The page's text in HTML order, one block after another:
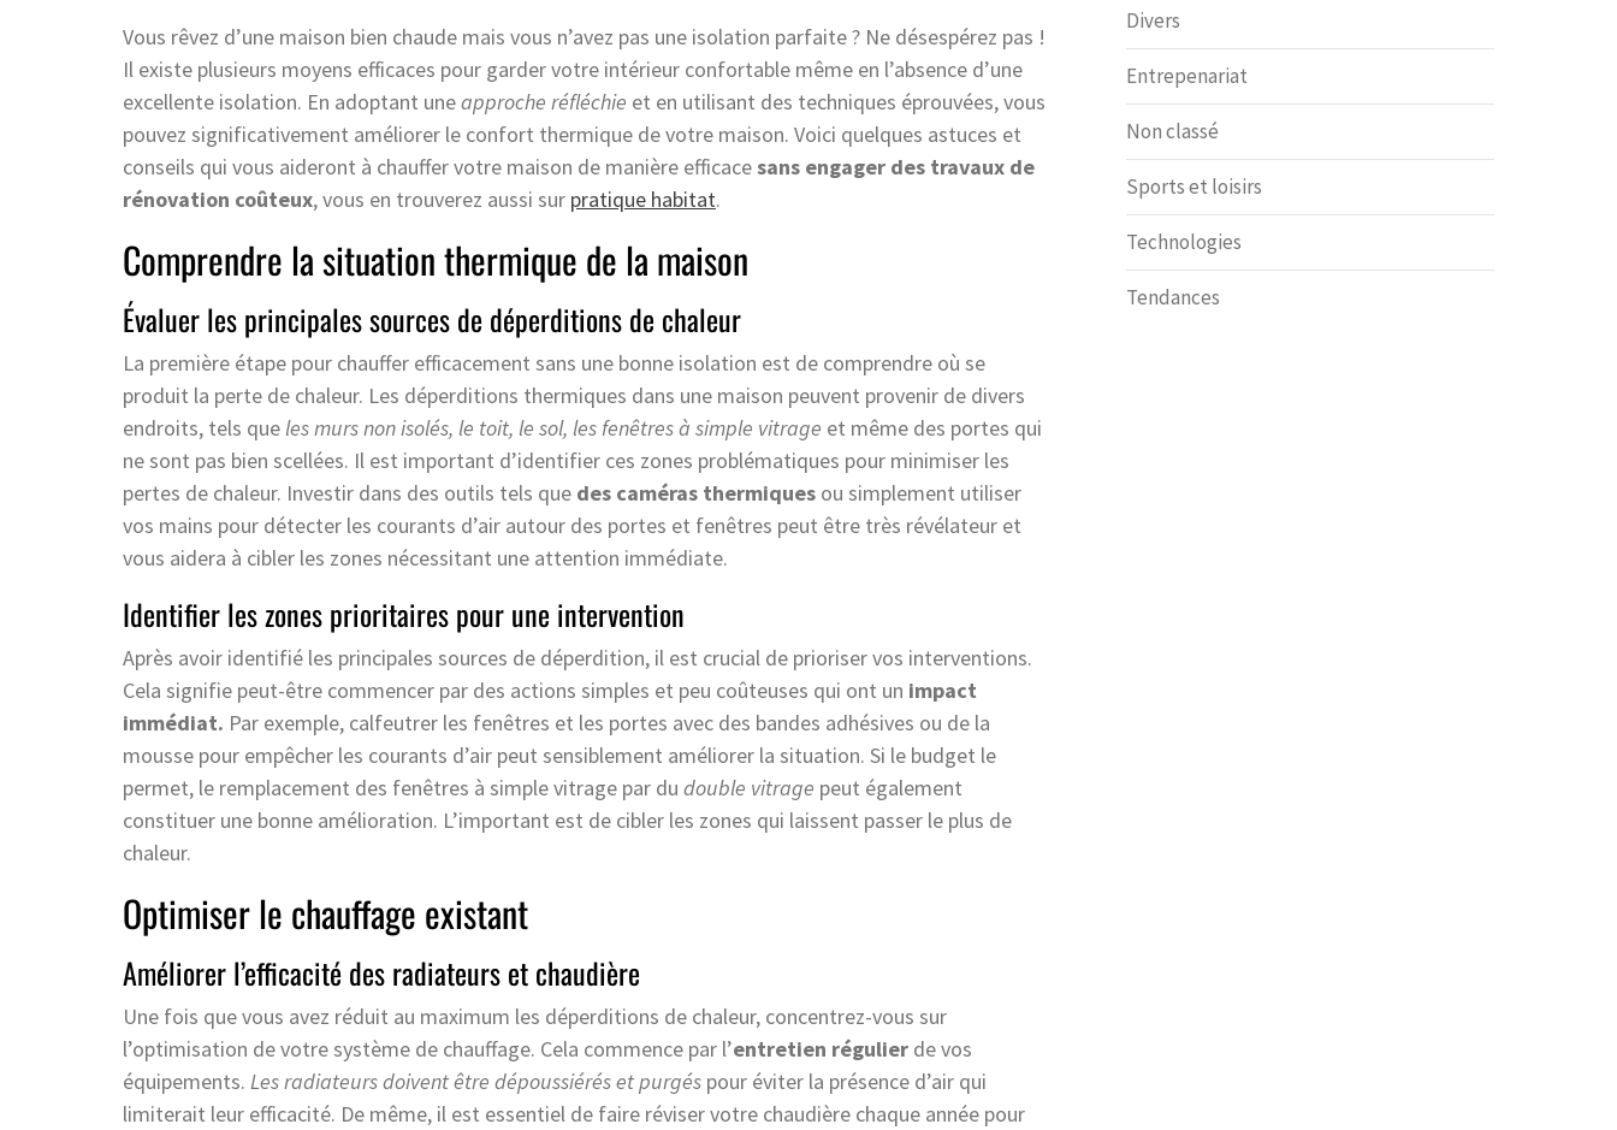
Vous rêvez d’une maison bien chaude mais vous n’avez pas une isolation parfaite ? Ne désespérez pas !
Il existe plusieurs moyens efficaces pour garder votre intérieur confortable même en l’absence d’une
excellente isolation. En adoptant uneapproche réfléchie et en utilisant des techniques éprouvées, vous
pouvez significativement améliorer le confort thermique de votre maison. Voici quelques astuces et
conseils qui vous aideront à chauffer votre maison de manière efficacesans engager des travaux de
rénovation coûteux, vous en trouverez aussi sur pratique habitat.
Comprendre la situation thermique de la maison
Évaluer les principales sources de déperditions de chaleur
La première étape pour chauffer efficacement sans une bonne isolation est de comprendre où se
produit la perte de chaleur. Les déperditions thermiques dans une maison peuvent provenir de divers
endroits, tels que les murs non isolés, le toit, le sol, les fenêtres à simple vitrage et même des portes qui
ne sont pas bien scellées. Il est important d’identifier ces zones problématiques pour minimiser les
pertes de chaleur. Investir dans des outils tels que des caméras thermiques ou simplement utiliser
vos mains pour détecter les courants d’air autour des portes et fenêtres peut être très révélateur et
vous aidera à cibler les zones nécessitant une attention immédiate.
Identifier les zones prioritaires pour une intervention
Après avoir identifié les principales sources de déperdition, il est crucial de prioriser vos interventions.
Cela signifie peut-être commencer par des actions simples et peu coûteuses qui ont un impact
immédiat. Par exemple, calfeutrer les fenêtres et les portes avec des bandes adhésives ou de la
mousse pour empêcher les courants d’air peut sensiblement améliorer la situation. Si le budget le
permet, le remplacement des fenêtres à simple vitrage par du double vitrage peut également
constituer une bonne amélioration. L’important est de cibler les zones qui laissent passer le plus de
chaleur.
Optimiser le chauffage existant
Améliorer l’efficacité des radiateurs et chaudière
Une fois que vous avez réduit au maximum les déperditions de chaleur, concentrez-vous sur
l’optimisation de votre système de chauffage. Cela commence par l’entretien régulier de vos
équipements. Les radiateurs doivent être dépoussiérés et purgés pour éviter la présence d’air qui
limiterait leur efficacité. De même, il est essentiel de faire réviser votre chaudière chaque année pour
Divers
Entrepenariat
Non classé
Sports et loisirs
Technologies
Tendances